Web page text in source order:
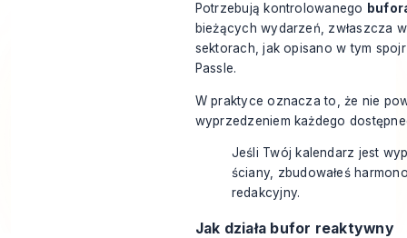
Potrzebują kontrolowanego
bieżących wydarzeń, zwłaszcza
sektorach, jak opisano w tym
Passle.
W praktyce oznacza to, że nie
wyprzedzeniem każdego
Jeśli Twój kalendarz jest
ściany, zbudowałeś
redakcyjny.
Jak działa bufor reaktywny